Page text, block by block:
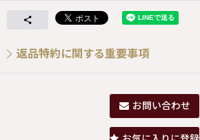
返品特約に関する重要事項
お問い合わせ